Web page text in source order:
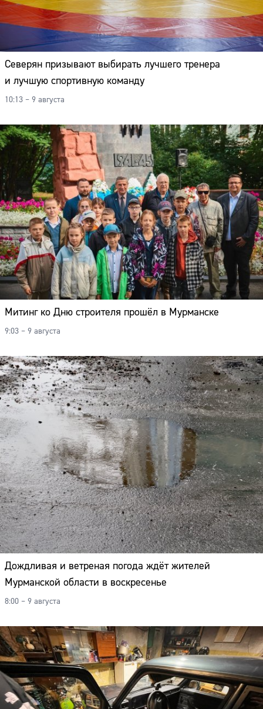
Северян призывают выбирать лучшего тренера
и лучшую спортивную команду
10:13 – 9 августа
Митинг ко Дню строителя прошёл в Мурманске
9:03 – 9 августа
Дождливая и ветреная погода ждёт жителей
Мурманской области в воскресенье
8:00 – 9 августа